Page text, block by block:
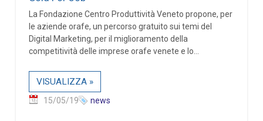
La Fondazione Centro Produttività Veneto propone, per
le aziende orafe, un percorso gratuito sui temi del
Digital Marketing, per il miglioramento della
competitività delle imprese orafe venete e lo...
VISUALIZZA »
15/05/19 news